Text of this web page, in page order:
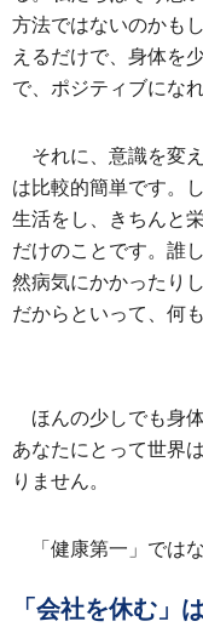
方法ではないのかも
えるだけで、身体を
で、ポジティブにな
それに、意識を変
は比較的簡単です。
生活をし、きちんと
だけのことです。誰
然病気にかかったり
だからといって、何
ほんの少しでも身
あなたにとって世界
りません。
「健康第一」では
「会社を休む」